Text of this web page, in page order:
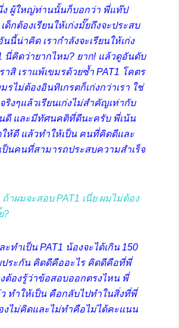
ผู้ใหญ่ท่านนั้นก็บอกว่า พี่แท๊ป
ด็กต้องเรียนให้เก่งมั๊ยถึงจะประสบ
นนี้น่าคิด เรากำลังจะเรียนให้เก่ง
นี่คิดว่ายากไหม? ยาก! แล้วดูอันดับ
าสิ เราแพ้เขมรด้วยซ้ำ PAT1 โคตร
รไม่ต้องอินทิเกรตก็เก่งกว่าเรา ใช่
ริงๆแล้วเรียนเก่งไม่สำคัญเท่ากับ
นดี และมีทัศนคติที่ดีนะครับ พี่เน้น
ห้ดี แล้วทำให้เป็น คนที่คิดดีและ
ป็นคนที่สามารถประสบความสำเร็จ
ถ้าผมจะสอบ PAT1 เนี่ย ผมไม่ต้อง
?
ทำเป็น PAT1 น้องจะได้เกิน 150
ระกัน คิดดีคืออะไร คิดดีคือที่พี่
ต้องรู้ว่าข้อสอบออกตรงไหน พี่
ว ทำให้เป็น คือกลับไปทำในสิ่งที่พี่
งไม่คิดและไม่ทำคือไม่ได้คะแนน